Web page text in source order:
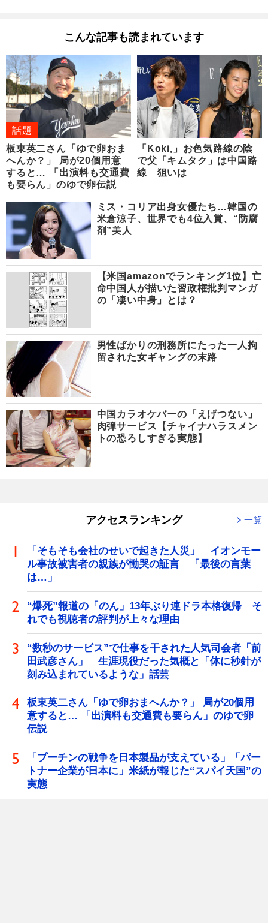
こんな記事も読まれています
話題
板東英二さん「ゆで卵おま
へんか？」 局が20個用意
すると… 「出演料も交通費
も要らん」のゆで卵伝説
「Koki,」お色気路線の陰
で父「キムタク」は中国路
線 狙いは
ミス・コリア出身女優たち…韓国の
米倉涼子、世界でも4位入賞、“防腐
剤”美人
【米国amazonでランキング1位】亡
命中国人が描いた習政権批判マンガ
の「凄い中身」とは？
男性ばかりの刑務所にたった一人拘
留された女ギャングの末路
中国カラオケバーの「えげつない」
肉弾サービス【チャイナハラスメン
トの恐ろしすぎる実態】
アクセスランキング 一覧
「そもそも会社のせいで起きた人災」 イオンモー
ル事故被害者の親族が慟哭の証言 「最後の言葉
は…」
“爆死”報道の「のん」13年ぶり連ドラ本格復帰 そ
れでも視聴者の評判が上々な理由
“数秒のサービス”で仕事を干された人気司会者「前
田武彦さん」 生涯現役だった気概と「体に秒針が
刻み込まれているような」話芸
板東英二さん「ゆで卵おまへんか？」 局が20個用
意すると… 「出演料も交通費も要らん」のゆで卵
伝説
「プーチンの戦争を日本製品が支えている」「パー
トナー企業が日本に」米紙が報じた“スパイ天国”の
実態